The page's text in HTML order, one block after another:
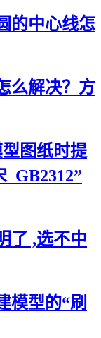
的中心线怎
么解决？方
图纸时提
了 ,选不中
模型的“刷